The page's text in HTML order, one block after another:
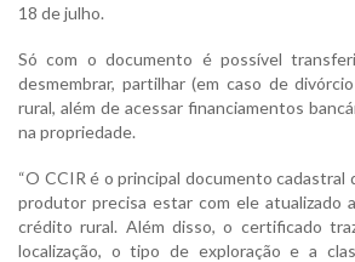
18 de julho.
Só com o documento é possível
desmembrar, partilhar (em caso de
rural, além de acessar financiamentos
na propriedade.
“O CCIR é o principal documento cadastral
produtor precisa estar com ele atualizado
crédito rural. Além disso, o certificado
localização, o tipo de exploração e a